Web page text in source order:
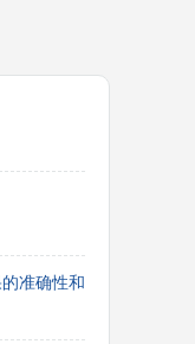
准确性和可靠性？